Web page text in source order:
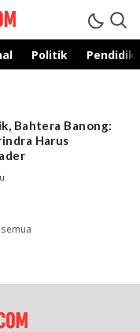
Politik
Bahtera Banong:
Harus